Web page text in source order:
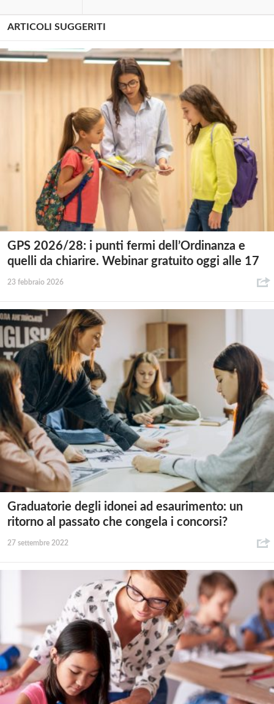
ARTICOLI SUGGERITI
GPS 2026/28: i punti fermi dell’Ordinanza e
quelli da chiarire. Webinar gratuito oggi alle 17
23 febbraio 2026
Graduatorie degli idonei ad esaurimento: un
ritorno al passato che congela i concorsi?
27 settembre 2022